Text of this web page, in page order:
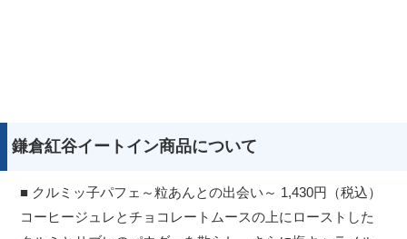
鎌倉紅谷イートイン商品について
■ クルミッ子パフェ～粒あんとの出会い～ 1,430円（税込）
コーヒージュレとチョコレートムースの上にローストした